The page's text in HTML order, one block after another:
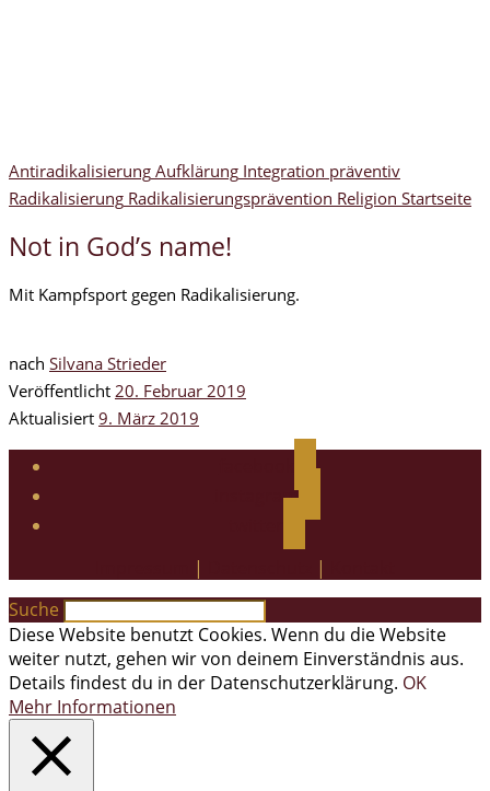
Antiradikalisierung Aufklärung Integration präventiv
Radikalisierung Radikalisierungsprävention Religion Startseite
Not in God’s name!
Mit Kampfsport gegen Radikalisierung.
nach Silvana Strieder
Veröffentlicht 20. Februar 2019
Aktualisiert 9. März 2019
instagram
| |
Suche
Diese Website benutzt Cookies. Wenn du die Website
weiter nutzt, gehen wir von deinem Einverständnis aus.
Details findest du in der Datenschutzerklärung. OK
Mehr Informationen